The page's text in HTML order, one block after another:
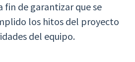
fin de garantizar que se
los hitos del proyecto
del equipo.